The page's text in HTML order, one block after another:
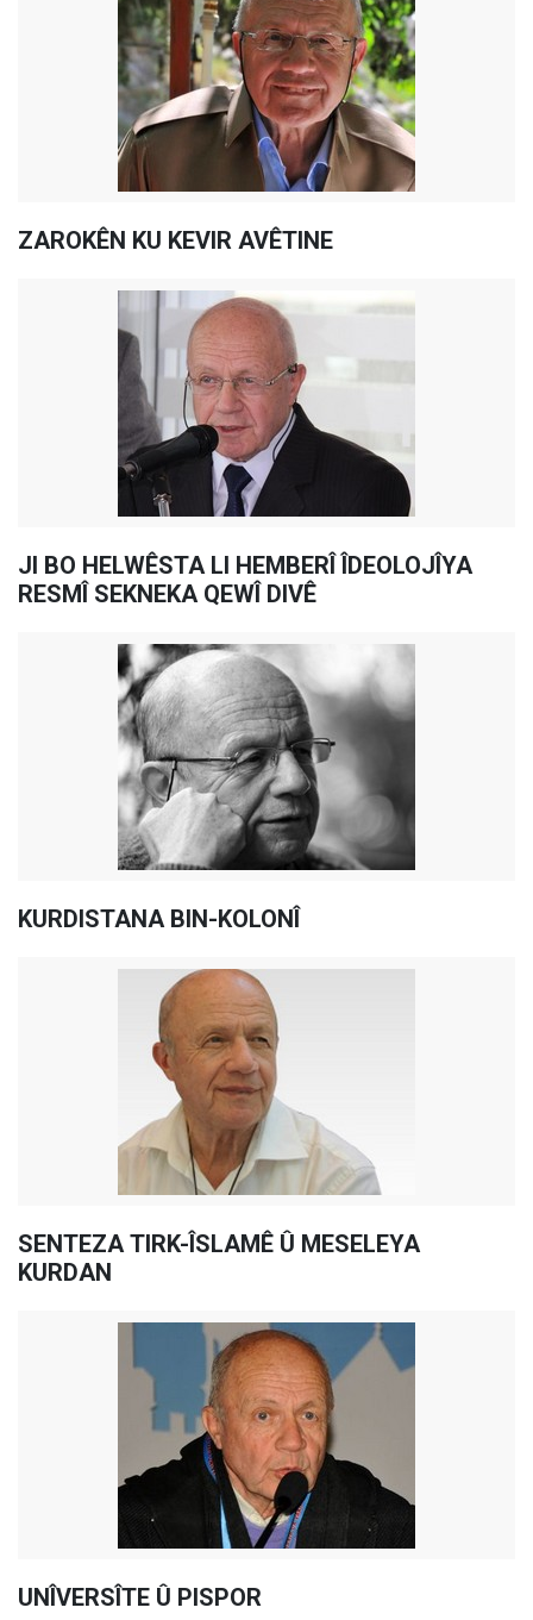
ZAROKÊN KU KEVIR AVÊTINE
JI BO HELWÊSTA LI HEMBERÎ ÎDEOLOJÎYA
RESMÎ SEKNEKA QEWÎ DIVÊ
KURDISTANA BIN-KOLONÎ
SENTEZA TIRK-ÎSLAMÊ Û MESELEYA
KURDAN
UNÎVERSÎTE Û PISPOR